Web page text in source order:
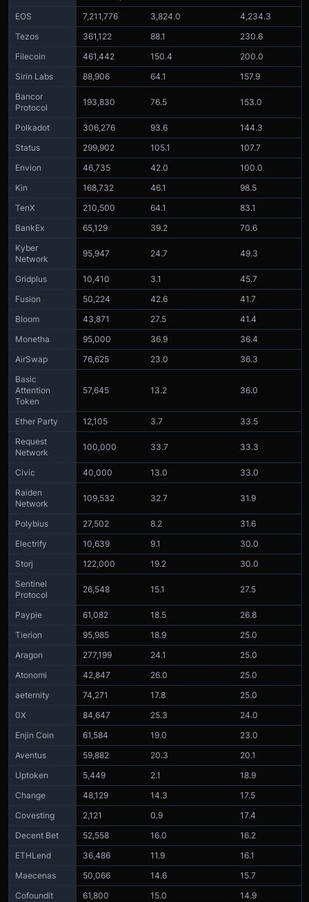
EOS
7,211,776 3,824.0
4,234.3
Tezos
361,122 88.1
230.6
Filecoin
461,442 150.4
200.0
Sirin Labs
88,906 64.1
157.9
Bancor
Protocol
193,830 76.5 153.0
Polkadot 306,276 93.6
144.3
Status
299,902 105.1
107.7
Envion
46,735 42.0
100.0
Kin
168,732 46.1
98.5
TenX
210,500 64.1
83.1
BankEx
65,129 39.2
70.6
Kyber
Network
95,947 24.7 49.3
Gridplus 10,410 3.1
45.7
Fusion
50,224 42.6
41.7
Bloom
43,871 27.5
41.4
Monetha
95,000 36.9
36.4
AirSwap
76,625 23.0
36.3
Basic
Attention
Token
57,645 13.2 36.0
Ether Party 12,105 3.7
33.5
Request
Network
100,000 33.7 33.3
Civic 40,000 13.0
33.0
Raiden
Network
109,532 32.7 31.9
Polybius 27,502 8.2
31.6
Electrify
10,639 9.1
30.0
Storj
122,000 19.2
30.0
Sentinel
Protocol
26,548 15.1 27.5
Paypie 61,082 18.5
26.8
Tierion
95,985 18.9
25.0
Aragon
277,199 24.1
25.0
Atonomi
42,847 26.0
25.0
aeternity
74,271 17.8
25.0
0X
84,647 25.3
24.0
Enjin Coin
61,584 19.0
23.0
Aventus
59,882 20.3
20.1
Uptoken
5,449 2.1
18.9
Change
48,129 14.3
17.5
Covesting
2,121 0.9
17.4
Decent Bet
52,558 16.0
16.2
ETHLend
36,486 11.9
16.1
Maecenas
50,066 14.6
15.7
Cofoundit
61,800 15.0
14.9